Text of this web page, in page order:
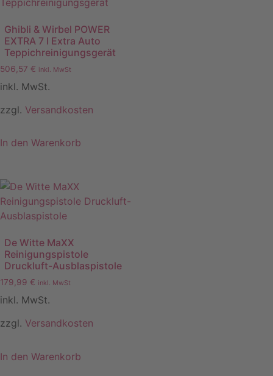
Ghibli & Wirbel POWER
EXTRA 7 I Extra Auto
Teppichreinigungsgerät
506,57 € inkl. MwSt
inkl. MwSt.
zzgl. Versandkosten
In den Warenkorb
De Witte MaXX
Reinigungspistole
Druckluft-Ausblaspistole
179,99 € inkl. MwSt
inkl. MwSt.
zzgl. Versandkosten
In den Warenkorb